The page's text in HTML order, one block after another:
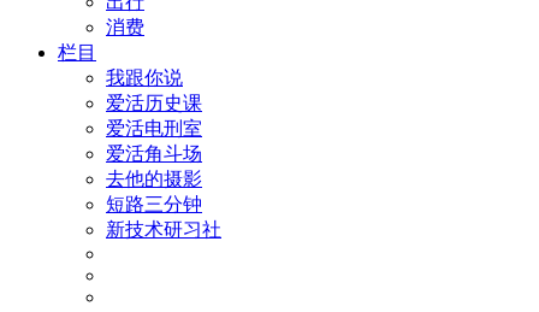
消费
栏目
我跟你说
爱活历史课
爱活电刑室
爱活角斗场
去他的摄影
短路三分钟
新技术研习社